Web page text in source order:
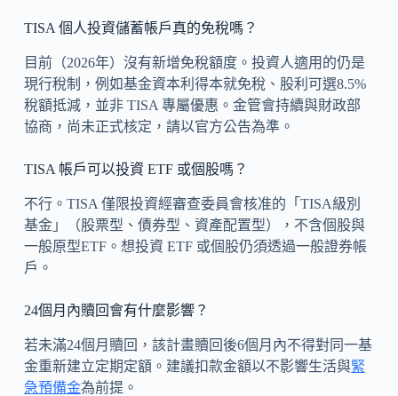
TISA 個人投資儲蓄帳戶真的免稅嗎？
目前（2026年）沒有新增免稅額度。投資人適用的仍是
現行稅制，例如基金資本利得本就免稅、股利可選8.5%
稅額抵減，並非 TISA 專屬優惠。金管會持續與財政部
協商，尚未正式核定，請以官方公告為準。
TISA 帳戶可以投資 ETF 或個股嗎？
不行。TISA 僅限投資經審查委員會核准的「TISA級別
基金」（股票型、債券型、資產配置型），不含個股與
一般原型ETF。想投資 ETF 或個股仍須透過一般證券帳
戶。
24個月內贖回會有什麼影響？
若未滿24個月贖回，該計畫贖回後6個月內不得對同一基
金重新建立定期定額。建議扣款金額以不影響生活與緊
急預備金為前提。